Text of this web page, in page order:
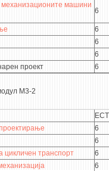
механизационите машини
6
6
6
6
проект 6
М3-2
6
6
транспорт
6
6